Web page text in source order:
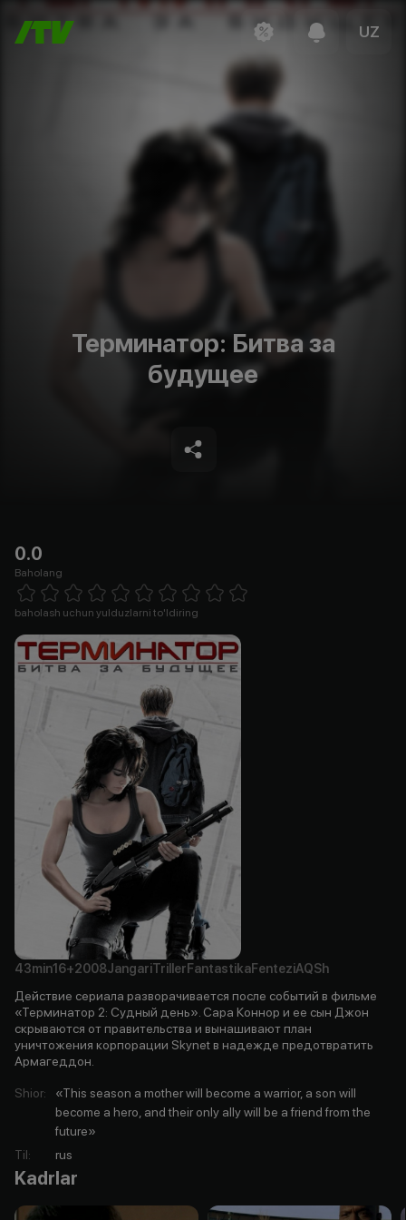
UZ
Терминатор: Битва за
будущее
0.0
Baholang
1 Star 2 Stars 3 Stars 4 Stars5 Stars 6 Stars7 Stars8 Stars
baholash uchun yulduzlarni to'ldiring
43min16+2008JangariTriller FantastikaFenteziAQSh
Действие сериала разворачивается после событий в фильме
«Терминатор 2: Судный день». Сара Коннор и ее сын Джон
скрываются от правительства и вынашивают план
уничтожения корпорации Skynet в надежде предотвратить
Армагеддон.
Shior:
«This season a mother will become a warrior, a son will
become a hero, and their only ally will be a friend from the
future»
Til: rus
Kadrlar